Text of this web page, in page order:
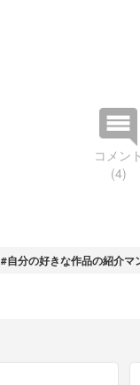
コメント
(4)
#自分の好きな作品の紹介マ